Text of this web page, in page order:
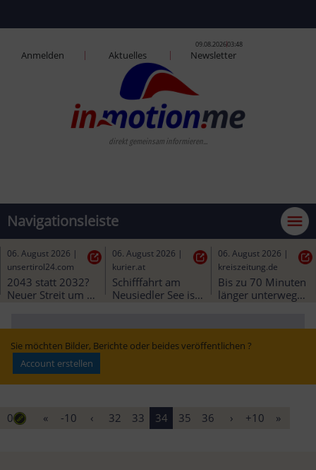
09.08.202603:48
Anmelden Aktuelles Newsletter
direkt gemeinsam informieren...
Navigationsleiste
07. August 2026 |
salzburg-verkehr.at
Linie 1 | Linie 28 -
Haltausfall
07. August 2026 |
heute.at
Studie zeigt:
Positiver Einfluss
NÖ | Heute.at
06. August 2026 | fr.de
Bahnreisende
werden immer
häufiger
Klasse-Regelung
auf
Sie möchten Bilder, Berichte oder beides veröffentlichen ?
Account erstellen
0 « -10 ‹ 32 33 34 35 36 › +10 »